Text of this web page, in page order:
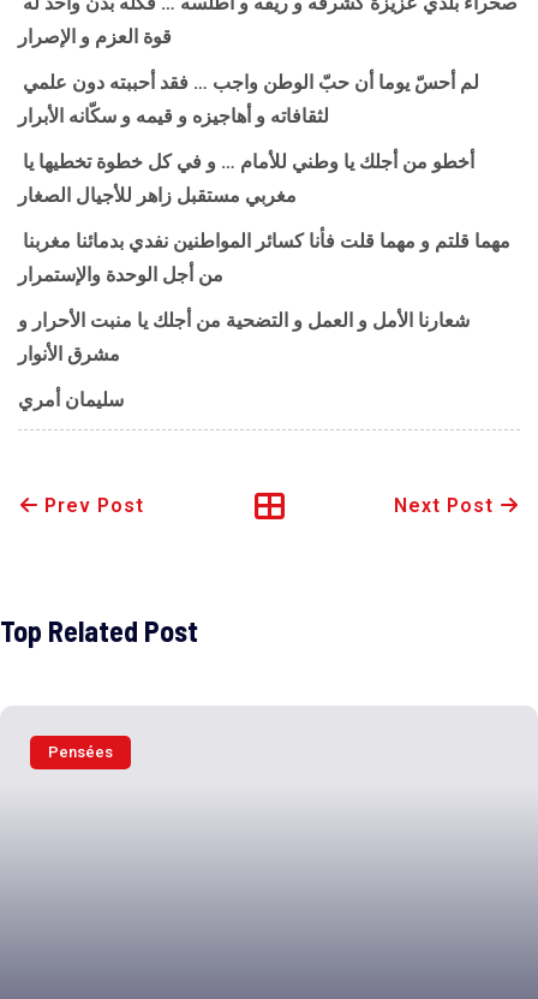
قوة العزم و الإصرار
لثقافاته و أهاجيزه و قيمه و سكّانه الأبرار
مغربي مستقبل زاهر للأجيال الصغار
من أجل الوحدة والإستمرار
شعارنا الأمل و العمل و التضحية من أجلك يا منبت الأحرار و
مشرق الأنوار
سليمان أمري
Prev Post Next Post
Top Related Post
Pensées